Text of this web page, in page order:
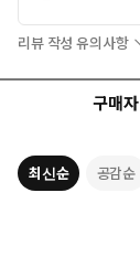
리뷰 작성 유의사항
구매자
최신순 공감순